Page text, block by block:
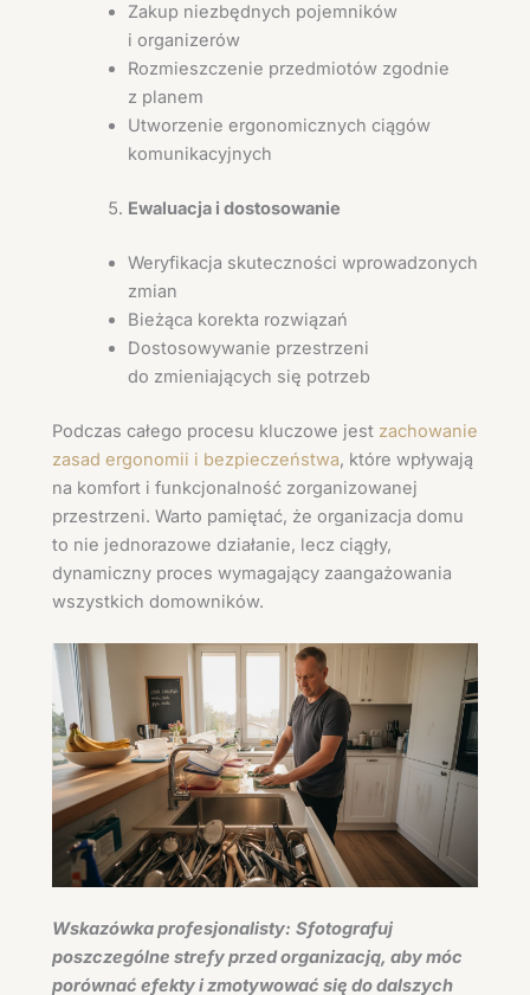
Zakup niezbędnych pojemników
i organizerów
Rozmieszczenie przedmiotów zgodnie
z planem
Utworzenie ergonomicznych ciągów
komunikacyjnych
Ewaluacja i dostosowanie
Weryfikacja skuteczności wprowadzonych
zmian
Bieżąca korekta rozwiązań
Dostosowywanie przestrzeni
do zmieniających się potrzeb
Podczas całego procesu kluczowe jest zachowanie
zasad ergonomii i bezpieczeństwa, które wpływają
na komfort i funkcjonalność zorganizowanej
przestrzeni. Warto pamiętać, że organizacja domu
to nie jednorazowe działanie, lecz ciągły,
dynamiczny proces wymagający zaangażowania
wszystkich domowników.
Wskazówka profesjonalisty: Sfotografuj
poszczególne strefy przed organizacją, aby móc
porównać efekty i zmotywować się do dalszych